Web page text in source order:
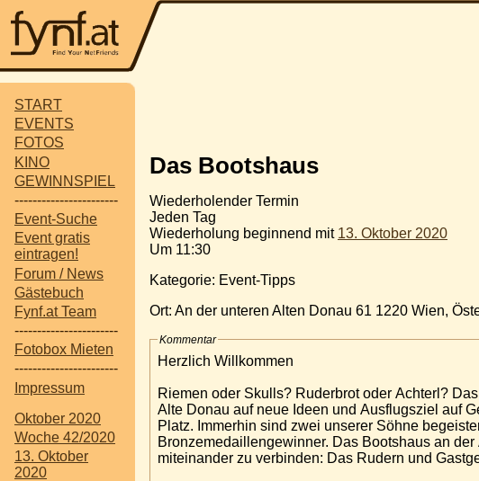
START
EVENTS
FOTOS
KINO
GEWINNSPIEL
-----------------------
Event-Suche
Event gratis
eintragen!
Forum / News
Gästebuch
Fynf.at Team
-----------------------
Fotobox Mieten
-----------------------
Impressum
Oktober 2020
Woche 42/2020
13. Oktober
2020
Das Bootshaus
Wiederholender Termin
Jeden Tag
Wiederholung beginnend mit 13. Oktober 2020
Um 11:30
Kategorie: Event-Tipps
Ort: An der unteren Alten Donau 61 1220 Wien,
Kommentar
Herzlich Willkommen
Riemen oder Skulls? Ruderbrot oder Achterl?
Alte Donau auf neue Ideen und Ausflugsziel auf
Platz. Immerhin sind zwei unserer Söhne
Bronzemedaillengewinner. Das Bootshaus an
miteinander zu verbinden: Das Rudern und